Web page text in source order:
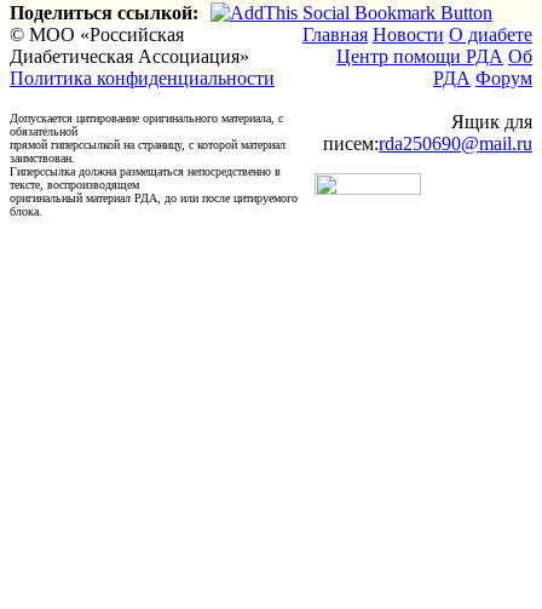
Поделиться ссылкой:
© МОО «Российская
Диабетическая Ассоциация»
Политика конфиденциальности
Допускается цитирование оригинального материала, с
обязательной
прямой гиперссылкой на страницу, с которой материал
заимствован.
Гиперссылка должна размещаться непосредственно в
тексте, воспроизводящем
оригинальный материал РДА, до или после цитируемого
блока.
Главная Новости О диабете
Центр помощи РДА Об
РДА Форум
Ящик для
писем:rda250690@mail.ru